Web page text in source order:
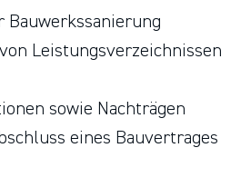
Leistungsverzeichnissen
sowie Nachträgen
eines Bauvertrages